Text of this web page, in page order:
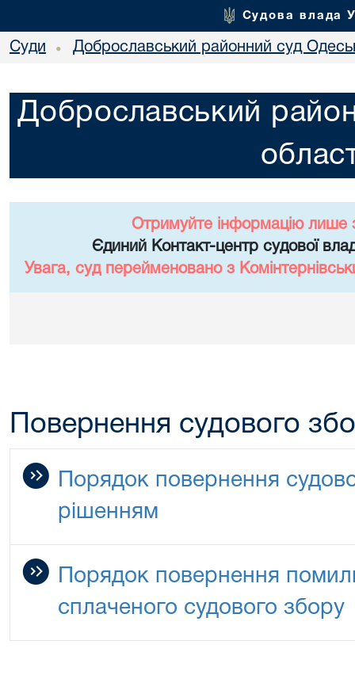
Судова влада
Суди • Доброславський районний суд
Доброславський
Отримуйте інформацію лише
Єдиний Контакт-центр судової
Увага, суд перейменовано з
Повернення судового
Порядок повернення
рішенням
Порядок повернення
сплаченого судового збору